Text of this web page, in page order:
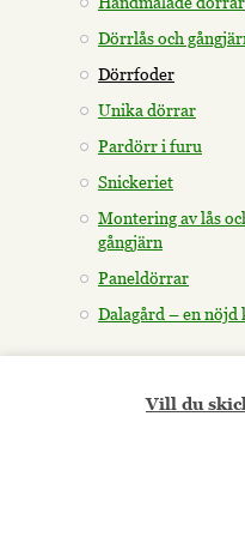
Dörrlås och
Dörrfoder
Unika dörrar
Pardörr i furu
Snickeriet
Montering av lås
gångjärn
Paneldörrar
Dalagård – en nöjd
Vill du